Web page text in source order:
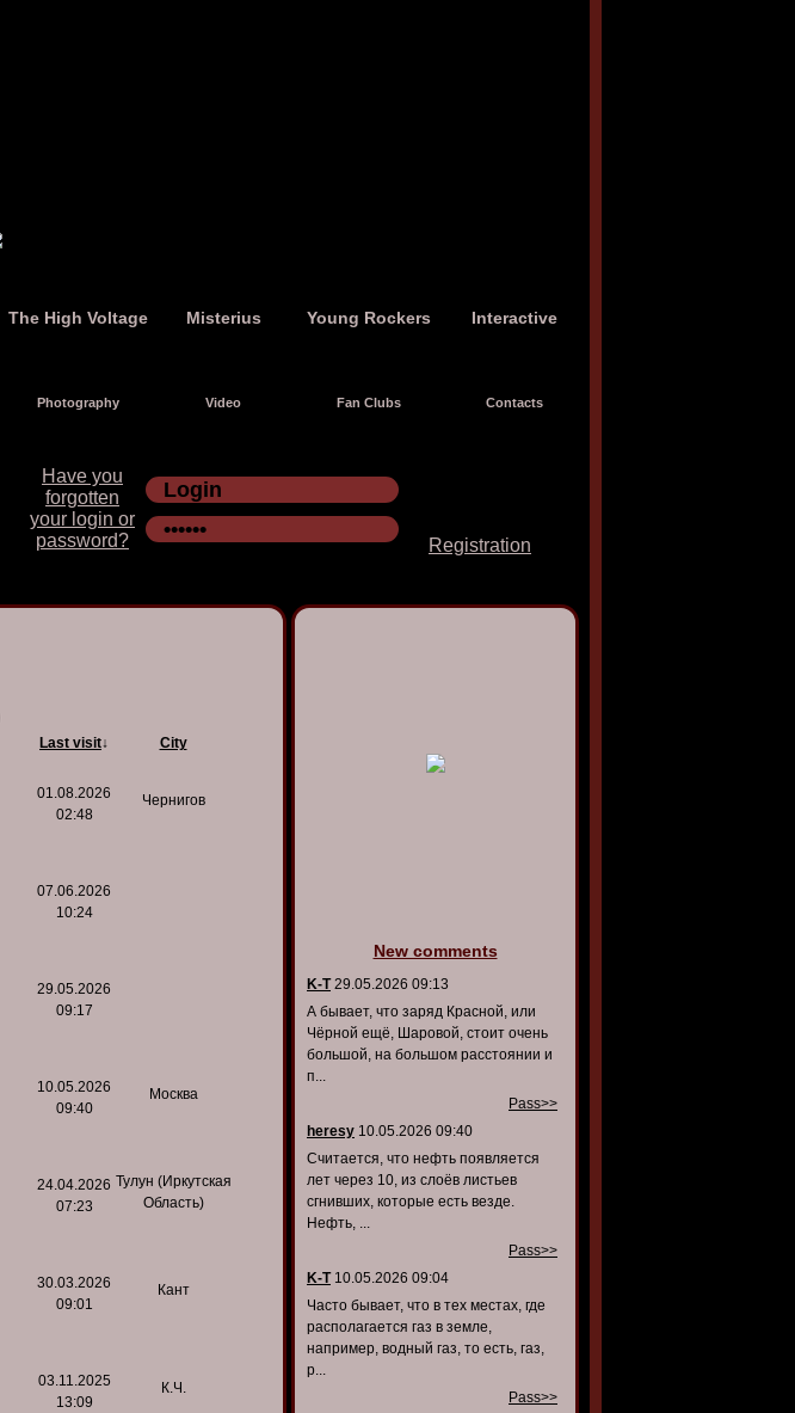
The High Voltage Misterius Young Rockers Interactive
Photography Video Fan Clubs Contacts
Have you
forgotten
your login or
password?
Registration
Last visit↓ City
01.08.2026
02:48
Чернигов
07.06.2026
10:24
29.05.2026
09:17
10.05.2026
09:40
Москва
24.04.2026
07:23
Тулун (Иркутская
Область)
30.03.2026
09:01
Кант
03.11.2025
13:09
К.Ч.
New comments
K-T29.05.2026 09:13
А бывает, что заряд Красной, или
Чёрной ещё, Шаровой, стоит очень
большой, на большом расстоянии и
п...
Pass>>
heresy 10.05.2026 09:40
Считается, что нефть появляется
лет через 10, из слоёв листьев
сгнивших, которые есть везде.
Нефть, ...
Pass>>
K-T10.05.2026 09:04
Часто бывает, что в тех местах, где
располагается газ в земле,
например, водный газ, то есть, газ,
р...
Pass>>